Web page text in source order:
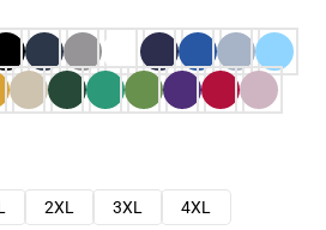
2XL 3XL
4XL